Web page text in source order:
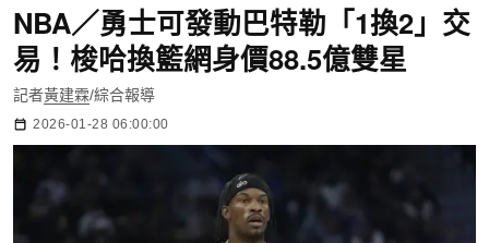
NBA／勇士可發動巴特勒「1換2」交
易！梭哈換籃網身價88.5億雙星
記者黃建霖/綜合報導
2026-01-28 06:00:00